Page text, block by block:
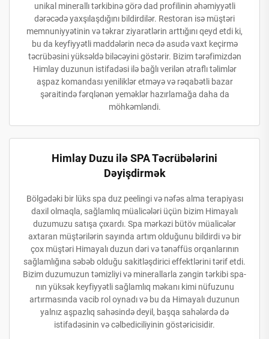
unikal minerallı tərkibinə görə dad profilinin əhəmiyyətli
dərəcədə yaxşılaşdığını bildirdilər. Restoran isə müştəri
memnuniyyətinin və təkrar ziyarətlərin arttığını qeyd etdi ki,
bu da keyfiyyətli maddələrin necə də asudə vaxt keçirmə
təcrübəsini yüksəldə biləcəyini göstərir. Bizim tərəfimizdən
Himlay duzunun istifadəsi ilə bağlı verilən ətraflı təlimlər
aşpaz komandası yeniliklər etməyə və rəqabətli bazar
şəraitində fərqlənən yeməklər hazırlamağa daha da
möhkəmləndi.
Himlay Duzu ilə SPA Təcrübələrini
Dəyişdirmək
Bölgədəki bir lüks spa duz peelingi və nəfəs alma terapiyası
daxil olmaqla, sağlamlıq müalicələri üçün bizim Himayalı
duzumuzu satışa çıxardı. Spa mərkəzi bütöv müalicələr
axtaran müştərilərin sayında artım olduğunu bildirdi və bir
çox müştəri Himayalı duzun dəri və tənəffüs orqanlarının
sağlamlığına səbəb olduğu sakitləşdirici effektlərini tərif etdi.
Bizim duzumuzun təmizliyi və minerallarla zəngin tərkibi spa-
nın yüksək keyfiyyətli sağlamlıq məkanı kimi nüfuzunu
artırmasında vacib rol oynadı və bu da Himayalı duzunun
yalnız aşpazlıq sahəsində deyil, başqa sahələrdə də
istifadəsinin və cəlbediciliyinin göstəricisidir.